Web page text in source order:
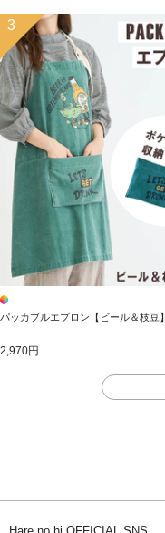
3
パッカブルエプロン【ビール＆枝豆】
2,970円